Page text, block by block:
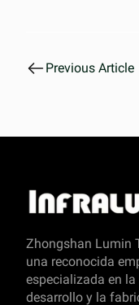
Previous Article
Zhongshan Lumin
una reconocida
especializada en
desarrollo y la